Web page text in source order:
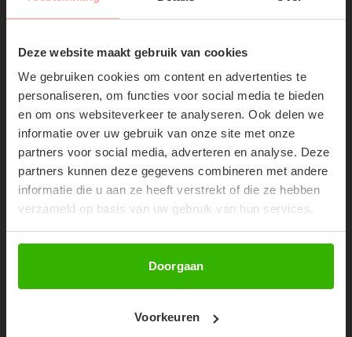
Deze website maakt gebruik van cookies
We gebruiken cookies om content en advertenties te
personaliseren, om functies voor social media te bieden
en om ons websiteverkeer te analyseren. Ook delen we
informatie over uw gebruik van onze site met onze
partners voor social media, adverteren en analyse. Deze
partners kunnen deze gegevens combineren met andere
informatie die u aan ze heeft verstrekt of die ze hebben
verzameld op basis van uw gebruik van hun services.
Doorgaan
Voorkeuren
SUBSCRIBE NOW & GET
10% OFF YOUR FIRST
ORDER!
Don't miss out on our trendy new drops or exclusive
Verzenden & Retourneren
RECENTE ARTIKELEN